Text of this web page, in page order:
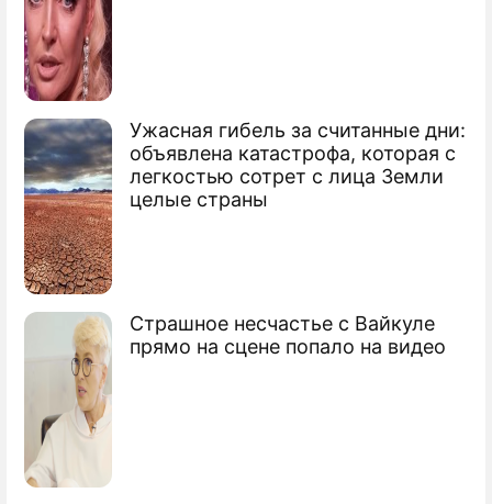
Ужасная гибель за считанные дни:
объявлена катастрофа, которая с
легкостью сотрет с лица Земли
целые страны
Страшное несчастье с Вайкуле
прямо на сцене попало на видео
Чавес придумал путь выхода из кризиса
Буш объявил Венесуэлу наркодержавой